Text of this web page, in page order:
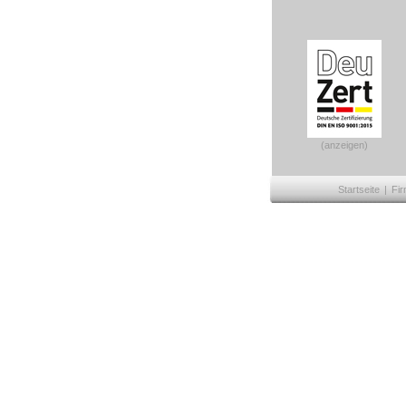
(anzeigen)
Startseite |